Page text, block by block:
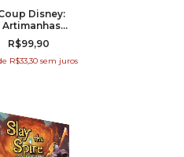
Disney:
Artimanhas
Ardilosas
R$99,90
R$33,30 sem juros